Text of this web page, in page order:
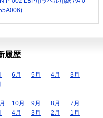
履歴
6月 5月 4月
3月
10月 9月 8月
7月
4月 3月 2月
1月